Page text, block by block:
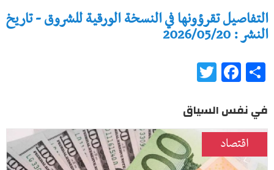
التفاصيل تقرؤونها في النسخة الورقية للشروق - تاريخ
النشر : 2026/05/20
Share
Facebook
في نفس السياق
اقتصاد